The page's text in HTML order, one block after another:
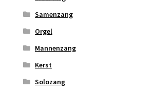
Samenzang
Orgel
Mannenzang
Kerst
Solozang